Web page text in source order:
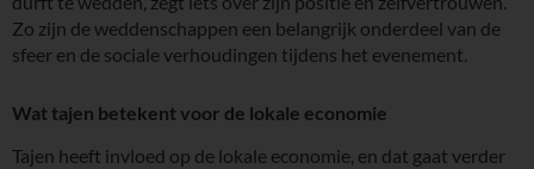
Zo zijn de weddenschappen een belangrijk onderdeel van de
sfeer en de sociale verhoudingen tijdens het evenement.
Wat tajen betekent voor de lokale economie
Tajen heeft invloed op de lokale economie, en dat gaat verder